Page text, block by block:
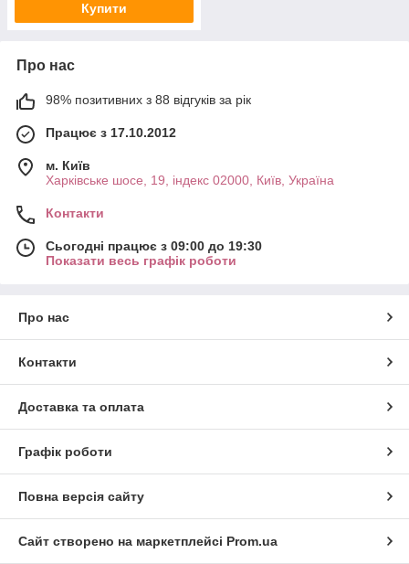
Купити
Про нас
98% позитивних з 88 відгуків за рік
Працює з 17.10.2012
м. Київ
Харківське шосе, 19, індекс 02000, Київ, Україна
Контакти
Сьогодні працює з 09:00 до 19:30
Показати весь графік роботи
Про нас
Контакти
Доставка та оплата
Графік роботи
Повна версія сайту
Сайт створено на маркетплейсі Prom.ua